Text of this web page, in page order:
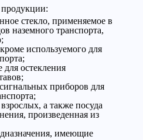
стекло, применяемое в
наземного транспорта,
используемого для
для остекления
приборов для
а также посуда
произведенная из
имеющие